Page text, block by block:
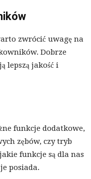
zwrócić uwagę na
Dobrze
lepszą jakość i
funkcje dodatkowe,
zębów, czy tryb
funkcje są dla nas
posiada.